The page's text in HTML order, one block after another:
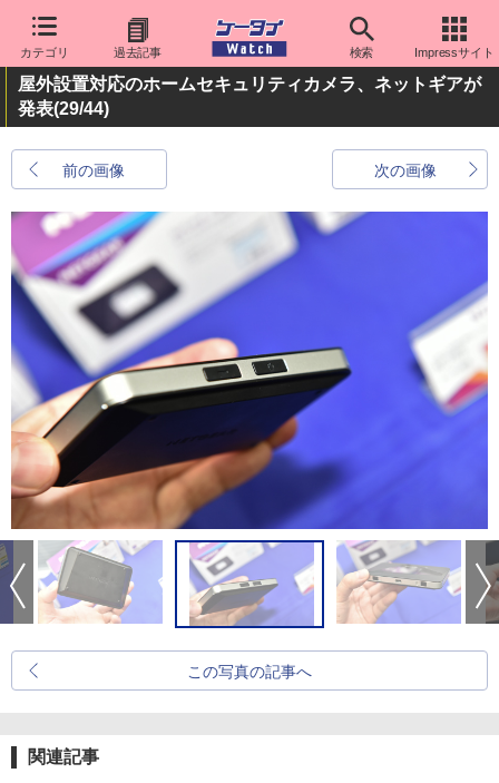
カテゴリ 過去記事 検索 Impressサイト
屋外設置対応のホームセキュリティカメラ、ネットギアが
発表(29/44)
前の画像 次の画像
この写真の記事へ
関連記事